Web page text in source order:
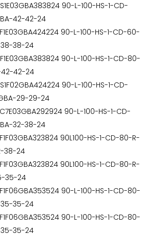
90-L-100-HS-1-CD-
42-42-24
90-L-100-HS-1-CD-60-
38-38-24
90-L-100-HS-1-CD-80-
42-42-24
90-L-100-HS-1-CD-
29-29-24
90-L-100-HS-1-CD-
32-38-24
90L100-HS-1-CD-80-R-
38-24
90L100-HS-1-CD-80-R-
35-24
90-L-100-HS-1-CD-80-
35-35-24
90-L-100-HS-1-CD-80-
35-35-24